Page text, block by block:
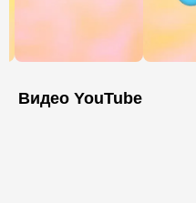
Видео YouTube